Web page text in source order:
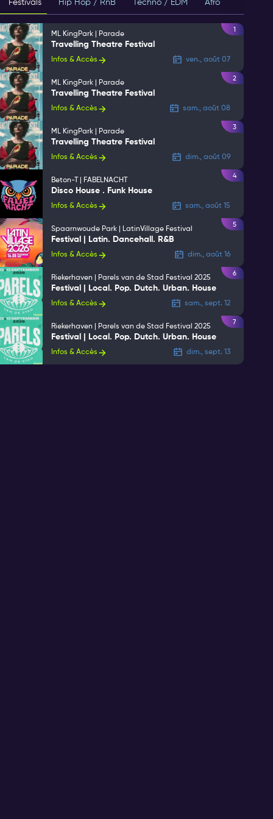
Festivals Hip Hop / RnB Techno / EDM Afro
ML KingPark | Parade
Travelling Theatre Festival
Infos & Accès ven., août 07
1
ML KingPark | Parade
Travelling Theatre Festival
Infos & Accès sam., août 08
2
ML KingPark | Parade
Travelling Theatre Festival
Infos & Accès dim., août 09
3
Beton-T | FABELNACHT
Disco House . Funk House
Infos & Accès sam., août 15
4
Spaarnwoude Park | LatinVillage Festival
Festival | Latin. Dancehall. R&B
Infos & Accès dim., août 16
5
Riekerhaven | Parels van de Stad Festival 2025
Festival | Local. Pop. Dutch. Urban. House
Infos & Accès sam., sept. 12
6
Riekerhaven | Parels van de Stad Festival 2025
Festival | Local. Pop. Dutch. Urban. House
Infos & Accès dim., sept. 13
7